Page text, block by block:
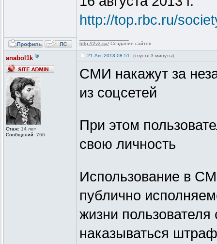
http://top.rbc.ru/
http://2v3.su/ Создание сайтов
anabol1k ®
Стаж: 14 лет
Сообщений: 766
21-Авг-2013 08:51 (спустя 3 минуты)
СМИ накажут за
из соцсетей
При этом
свою личность
Использование в
публично
жизни пользователя
наказываться